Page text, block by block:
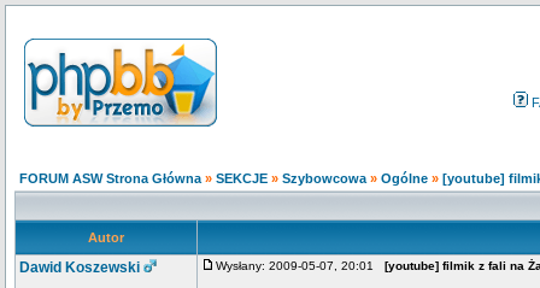
FORUM ASW Strona Główna » SEKCJE » Szybowcowa » Ogólne » [youtube]
Autor
Dawid Koszewski Wysłany: 2009-05-07, 20:01 [youtube] filmik z fali na